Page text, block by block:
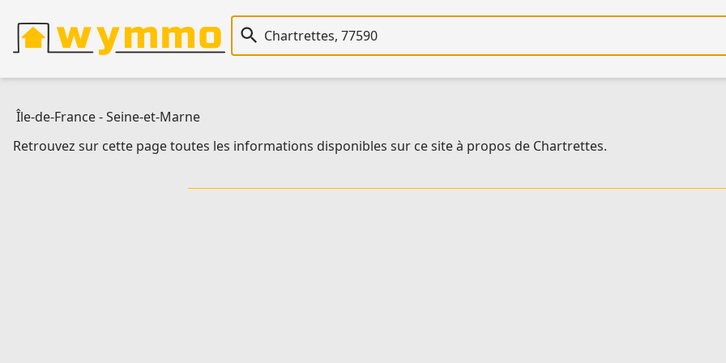
Recherche immobilière
Île-de-France-Seine-et-Marne
Retrouvez sur cette page toutes les informations disponibles sur ce site à propos de Chartrettes.